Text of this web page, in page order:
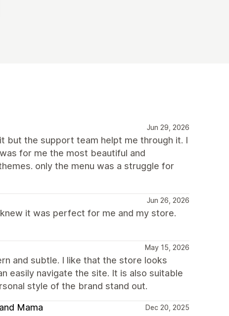
Jun 29, 2026
but the support team helpt me through it. I
for me the most beautiful and
only the menu was a struggle for
Jun 26, 2026
it was perfect for me and my store.
May 15, 2026
and subtle. I like that the store looks
easily navigate the site. It is also suitable
style of the brand stand out.
Mama Dec 20, 2025